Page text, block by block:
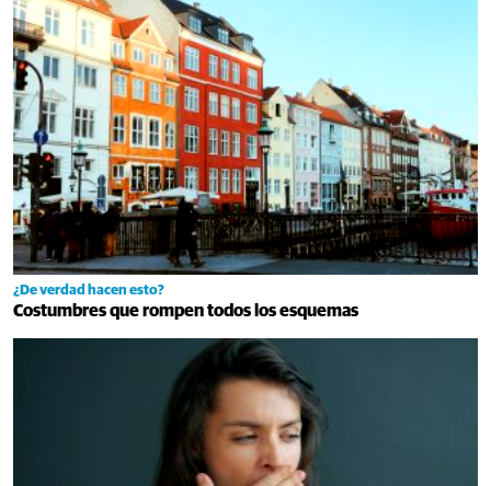
¿De verdad hacen esto?
Costumbres que rompen todos los esquemas